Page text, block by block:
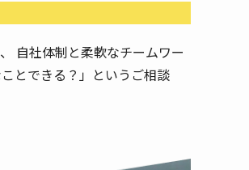
自社体制と柔軟なチームワー
とできる？」というご相談